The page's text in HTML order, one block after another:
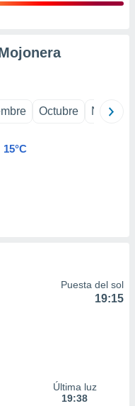
Octubre
15°C
Puesta del sol
19:15
Última luz
19:38